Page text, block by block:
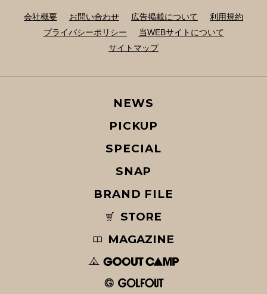
会社概要 お問い合わせ 広告掲載について
利用規約
プライバシーポリシー
当WEBサイトについて
サイトマップ
NEWS
PICKUP
SPECIAL
SNAP
BRAND FILE
STORE
MAGAZINE